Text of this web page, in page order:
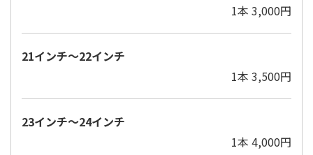
1本 3,000円
21インチ～22インチ
1本 3,500円
23インチ～24インチ
1本 4,000円